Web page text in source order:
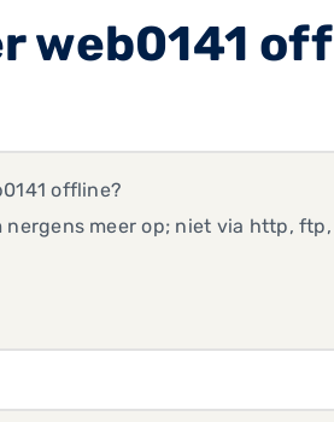
web0141
offline?
nergens meer op; niet via http,